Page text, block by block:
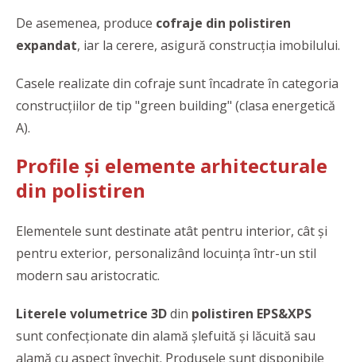
De asemenea, produce cofraje din polistiren
expandat, iar la cerere, asigură construcția imobilului.
Casele realizate din cofraje sunt încadrate în categoria
construcțiilor de tip "green building" (clasa energetică
A).
Profile și elemente arhitecturale
din polistiren
Elementele sunt destinate atât pentru interior, cât și
pentru exterior, personalizând locuința într-un stil
modern sau aristocratic.
Literele volumetrice 3Ddin polistiren EPS&XPS
sunt confecționate din alamă șlefuită și lăcuită sau
alamă cu aspect învechit. Produsele sunt disponibile